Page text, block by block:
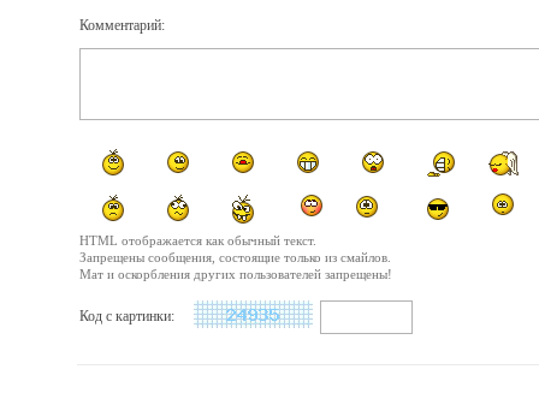
Комментарий:
HTML отображается как обычный текст.
Запрещены сообщения, состоящие только из смайлов.
Мат и оскорбления других пользователей запрещены!
Код с картинки: